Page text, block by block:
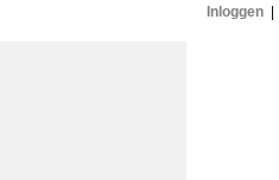
Inloggen